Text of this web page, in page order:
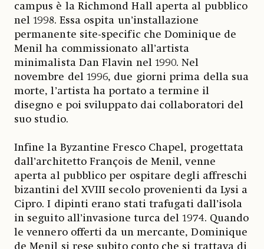
campus è la Richmond Hall aperta al pubblico
nel 1998. Essa ospita un’installazione
permanente site-specific che Dominique de
Menil ha commissionato all’artista
minimalista Dan Flavin nel 1990. Nel
novembre del 1996, due giorni prima della sua
morte, l’artista ha portato a termine il
disegno e poi sviluppato dai collaboratori del
suo studio.
Infine la Byzantine Fresco Chapel, progettata
dall’architetto François de Menil, venne
aperta al pubblico per ospitare degli affreschi
bizantini del XVIII secolo provenienti da Lysi a
Cipro. I dipinti erano stati trafugati dall’isola
in seguito all’invasione turca del 1974. Quando
le vennero offerti da un mercante, Dominique
de Menil si rese subito conto che si trattava di